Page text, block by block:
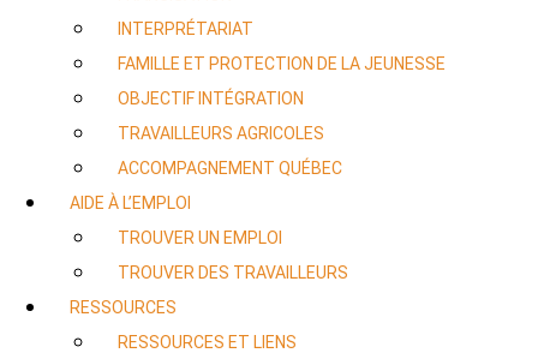
INTERPRÉTARIAT
FAMILLE ET PROTECTION DE LA JEUNESSE
OBJECTIF INTÉGRATION
TRAVAILLEURS AGRICOLES
ACCOMPAGNEMENT QUÉBEC
AIDE À L’EMPLOI
TROUVER UN EMPLOI
TROUVER DES TRAVAILLEURS
RESSOURCES
RESSOURCES ET LIENS